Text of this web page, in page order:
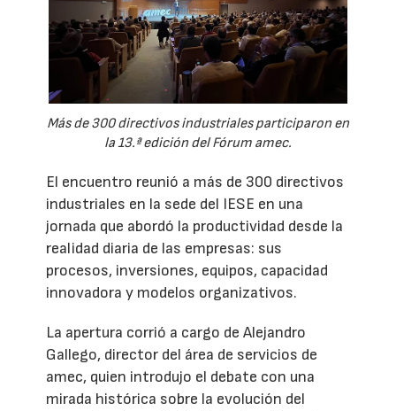
Más de 300 directivos industriales participaron en
la 13.ª edición del Fórum amec.
El encuentro reunió a más de 300 directivos
industriales en la sede del IESE en una
jornada que abordó la productividad desde la
realidad diaria de las empresas: sus
procesos, inversiones, equipos, capacidad
innovadora y modelos organizativos.
La apertura corrió a cargo de Alejandro
Gallego, director del área de servicios de
amec, quien introdujo el debate con una
mirada histórica sobre la evolución del